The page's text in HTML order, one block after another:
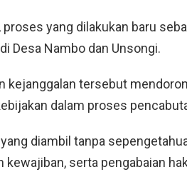
proses yang dilakukan baru
Desa Nambo dan Unsongi.
kejanggalan tersebut
dalam proses
diambil tanpa
kewajiban, serta pengabaian